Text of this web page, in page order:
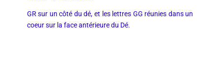
GR sur un côté du dé, et les lettres GG réunies dans un
coeur sur la face antérieure du Dé.